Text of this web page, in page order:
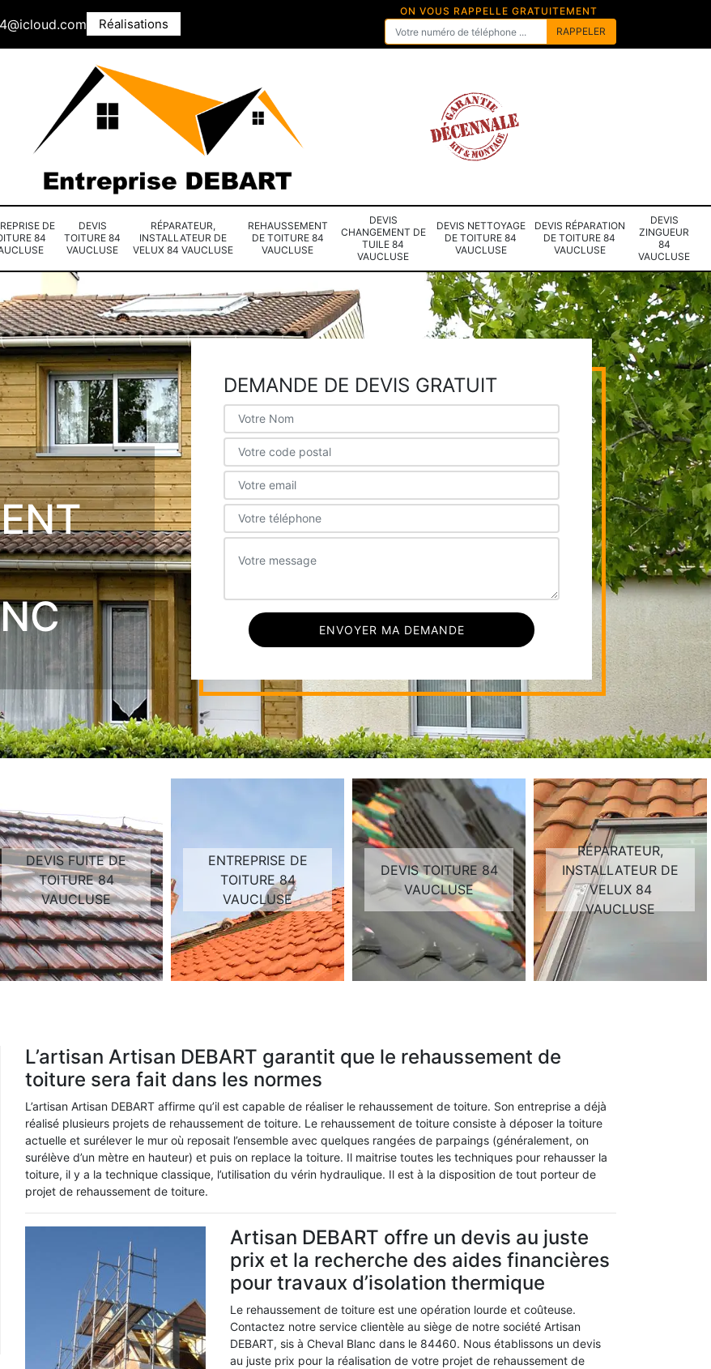
Réalisations
ON VOUS RAPPELLE GRATUITEMENT
DE
84
DEVIS
TOITURE 84
VAUCLUSE
RÉPARATEUR,
INSTALLATEUR DE
VELUX 84 VAUCLUSE
REHAUSSEMENT
DE TOITURE 84
VAUCLUSE
DEVIS
CHANGEMENT DE
TUILE 84
VAUCLUSE
DEVIS NETTOYAGE
DE TOITURE 84
VAUCLUSE
DEVIS RÉPARATION
DE TOITURE 84
VAUCLUSE
DEVIS
ZINGUEUR
84
VAUCLUSE
DEMANDE DE DEVIS GRATUIT
DEVIS FUITE DE
TOITURE 84
VAUCLUSE
ENTREPRISE DE
TOITURE 84
VAUCLUSE
DEVIS TOITURE 84
VAUCLUSE
RÉPARATEUR,
INSTALLATEUR DE
VELUX 84
VAUCLUSE
L’artisan Artisan DEBART garantit que le rehaussement de
toiture sera fait dans les normes
L’artisan Artisan DEBART affirme qu’il est capable de réaliser le rehaussement de toiture. Son entreprise a déjà
réalisé plusieurs projets de rehaussement de toiture. Le rehaussement de toiture consiste à déposer la toiture
actuelle et surélever le mur où reposait l’ensemble avec quelques rangées de parpaings (généralement, on
surélève d’un mètre en hauteur) et puis on replace la toiture. Il maitrise toutes les techniques pour rehausser la
toiture, il y a la technique classique, l’utilisation du vérin hydraulique. Il est à la disposition de tout porteur de
projet de rehaussement de toiture.
Artisan DEBART offre un devis au juste
prix et la recherche des aides financières
pour travaux d’isolation thermique
Le rehaussement de toiture est une opération lourde et coûteuse.
Contactez notre service clientèle au siège de notre société Artisan
DEBART, sis à Cheval Blanc dans le 84460. Nous établissons un devis
au juste prix pour la réalisation de votre projet de rehaussement de